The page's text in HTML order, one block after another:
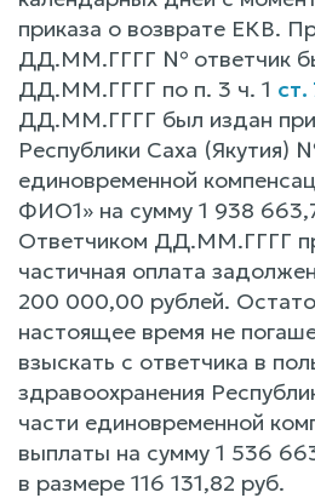
приказа о возврате ЕКВ.
ДД.ММ.ГГГГ № ответчик
ДД.ММ.ГГГГ по п. 3 ч. 1
ДД.ММ.ГГГГ был издан
Республики Саха (Якутия)
единовременной
ФИО1» на сумму 1 938
Ответчиком ДД.ММ.ГГГГ
частичная оплата
200 000,00 рублей.
настоящее время не
взыскать с ответчика в
здравоохранения
части единовременной
выплаты на сумму 1 536
в размере 116 131,82 руб.